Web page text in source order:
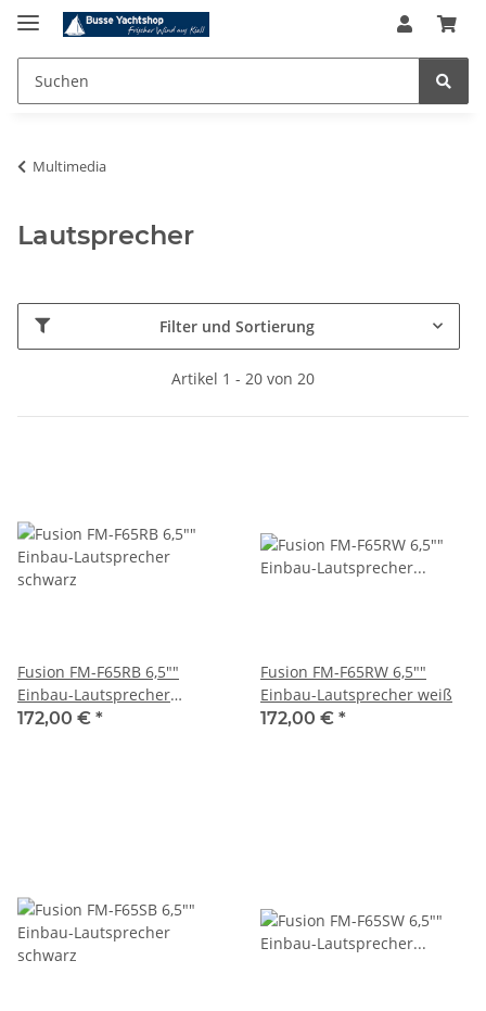
Multimedia
Lautsprecher
Filter und Sortierung
Artikel 1 - 20 von 20
Fusion FM-F65RB 6,5""
Einbau-Lautsprecher
schwarz
172,00 € *
Fusion FM-F65RW 6,5""
Einbau-Lautsprecher weiß
172,00 € *